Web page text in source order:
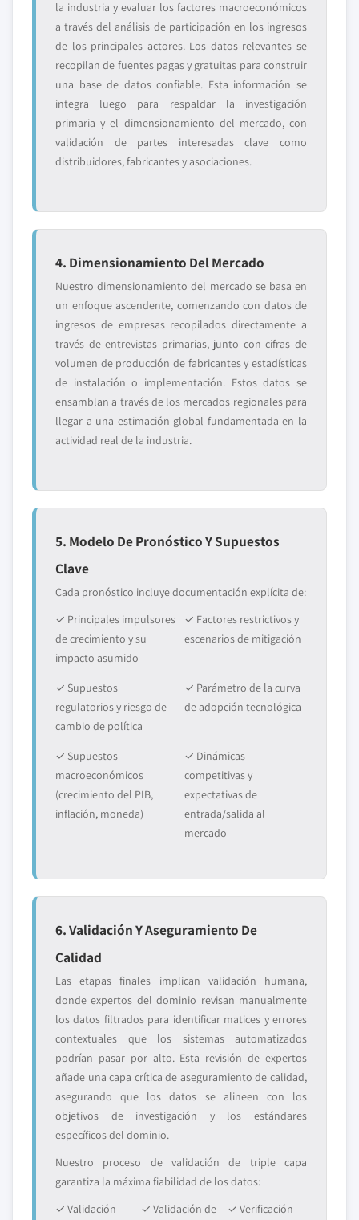
la industria y evaluar los factores macroeconómicos
a través del análisis de participación en los ingresos
de los principales actores. Los datos relevantes se
recopilan de fuentes pagas y gratuitas para construir
una base de datos confiable. Esta información se
integra luego para respaldar la investigación
primaria y el dimensionamiento del mercado, con
validación de partes interesadas clave como
distribuidores, fabricantes y asociaciones.
4. Dimensionamiento Del Mercado
Nuestro dimensionamiento del mercado se basa en
un enfoque ascendente, comenzando con datos de
ingresos de empresas recopilados directamente a
través de entrevistas primarias, junto con cifras de
volumen de producción de fabricantes y estadísticas
de instalación o implementación. Estos datos se
ensamblan a través de los mercados regionales para
llegar a una estimación global fundamentada en la
actividad real de la industria.
5. Modelo De Pronóstico Y Supuestos
Clave
Cada pronóstico incluye documentación explícita de:
✓ Principales impulsores
de crecimiento y su
impacto asumido
✓ Factores restrictivos y
escenarios de mitigación
✓ Supuestos
regulatorios y riesgo de
cambio de política
✓ Parámetro de la curva
de adopción tecnológica
✓ Supuestos
macroeconómicos
(crecimiento del PIB,
inflación, moneda)
✓ Dinámicas
competitivas y
expectativas de
entrada/salida al
mercado
6. Validación Y Aseguramiento De
Calidad
Las etapas finales implican validación humana,
donde expertos del dominio revisan manualmente
los datos filtrados para identificar matices y errores
contextuales que los sistemas automatizados
podrían pasar por alto. Esta revisión de expertos
añade una capa crítica de aseguramiento de calidad,
asegurando que los datos se alineen con los
objetivos de investigación y los estándares
específicos del dominio.
Nuestro proceso de validación de triple capa
garantiza la máxima fiabilidad de los datos:
✓ Validación
✓ Validación de
✓ Verificación